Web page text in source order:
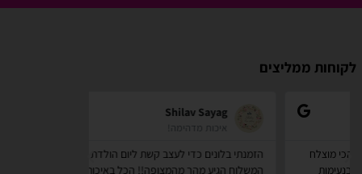
לקוחות ממליצים
Shilav Sayag
איכות מדהימה!
הזמנתי בלונים כדי לעצב קשת ליום הולדת של הבן שלי,
המשלוח הגיע מהר מהמצופה!! הכל באיכות מדהימה,